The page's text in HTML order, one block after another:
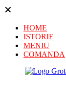
✕
HOME
ISTORIE
MENIU
COMANDA